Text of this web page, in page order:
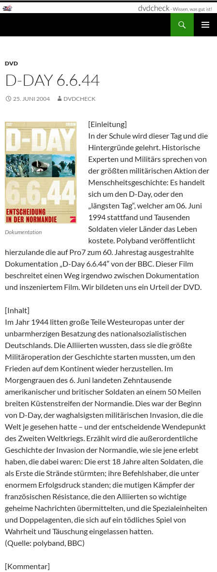
Zum
DVD
D-DAY 6.6.44
25. JUNI 2004 DVDCHECK
Dokumentation
[Einleitung]
In der Schule wird dieser Tag und die
Hintergründe gelehrt. Historische
Experten und Militärs sprechen von
der größten militärischen Aktion der
Menschheitsgeschichte: Es handelt
sich um den D-Day, oder den
„längsten Tag“, welcher am 06. Juni
1994 stattfand und Tausenden
Soldaten vieler Länder das Leben
kostete. Polyband veröffentlicht
hierzulande die auf Pro7 zum 60. Jahrestag ausgestrahlte
Dokumentation „D-Day 6.6.44″ von der BBC. Dieser Film
beschreitet einen Weg irgendwo zwischen Dokumentation
und inszeniertem Film. Wir bildeten uns ein Urteil der DVD.
[Inhalt]
Im Jahr 1944 litten große Teile Westeuropas unter der
unbarmherzigen Besatzung des nationalsozialistischen
Deutschlands. Die Alliierten wussten, dass sie die größte
Militäroperation der Geschichte starten mussten, um den
Frieden auf dem Kontinent wieder herzustellen. Im
Morgengrauen des 6. Juni landeten Zehntausende
amerikanischer und britischer Soldaten an einem 50 Meilen
breiten Küstenstreifen der Normandie. Dies war der Beginn
von D-Day, der waghalsigsten militärischen Invasion, die die
Welt je gesehen hatte – und der entscheidende Wendepunkt
des Zweiten Weltkriegs. Erzählt wird die außerordentliche
Geschichte der Invasion der Normandie, wie sie jene erlebt
haben, die dabei waren: Die erst 18 Jahre alten Soldaten, die
als Erste die Strände stürmten; ihre Befehlshaber, die unter
enormem Erfolgsdruck standen; die mutigen Kämpfer der
französischen Résistance, die den Alliierten so wichtige
geheime Nachrichten übermittelten, und die Spezialeinheiten
und Doppelagenten, die sich auf ein tödliches Spiel von
Wahrheit und Täuschung eingelassen hatten.
(Quelle: polyband, BBC)
[Kommentar]